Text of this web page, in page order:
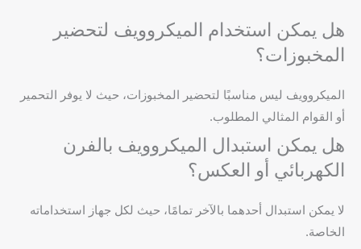
هل يمكن استخدام الميكروويف لتحضير
المخبوزات؟
الميكروويف ليس مناسبًا لتحضير المخبوزات، حيث لا يوفر التحمير
أو القوام المثالي المطلوب.
هل يمكن استبدال الميكروويف بالفرن
الكهربائي أو العكس؟
لا يمكن استبدال أحدهما بالآخر تمامًا، حيث لكل جهاز استخداماته
الخاصة.